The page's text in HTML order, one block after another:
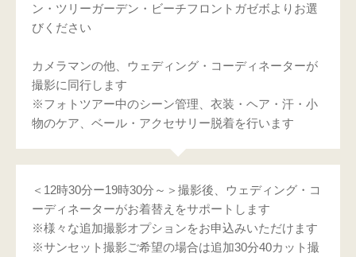
ン・ツリーガーデン・ビーチフロントガゼボよりお選
びください
カメラマンの他、ウェディング・コーディネーターが
撮影に同行します
※フォトツアー中のシーン管理、衣装・ヘア・汗・小
物のケア、ベール・アクセサリー脱着を行います
＜12時30分ー19時30分～＞撮影後、ウェディング・コ
ーディネーターがお着替えをサポートします
※様々な追加撮影オプションをお申込みいただけます
※サンセット撮影ご希望の場合は追加30分40カット撮